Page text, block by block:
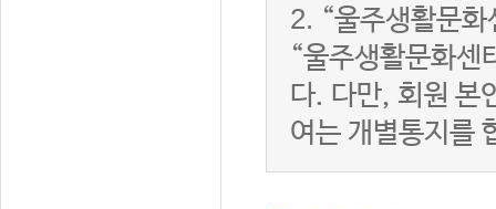
2. “울주생활문
“울주생활문화센
다. 다만, 회원 본
여는 개별통지를